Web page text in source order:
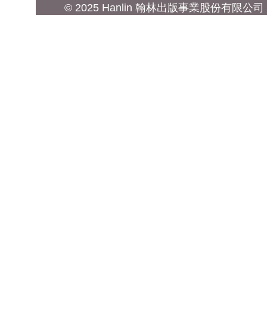
© 2025 Hanlin 翰林出版事業股份有限公司